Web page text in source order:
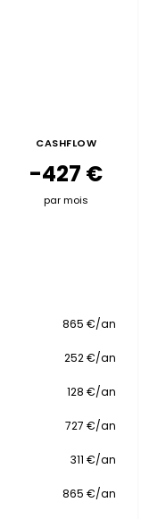
CASHFLOW
-427 €
par mois
865 €/an
252 €/an
128 €/an
727 €/an
311 €/an
865 €/an